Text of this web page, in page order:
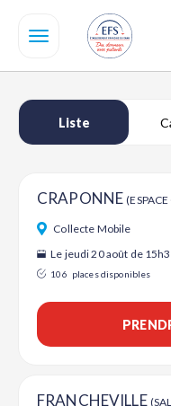
contenu
Liste
CRAPONNE
Collecte Mobile
Le jeudi 20 août de
106 places disponibles
FRANCHEVILLE